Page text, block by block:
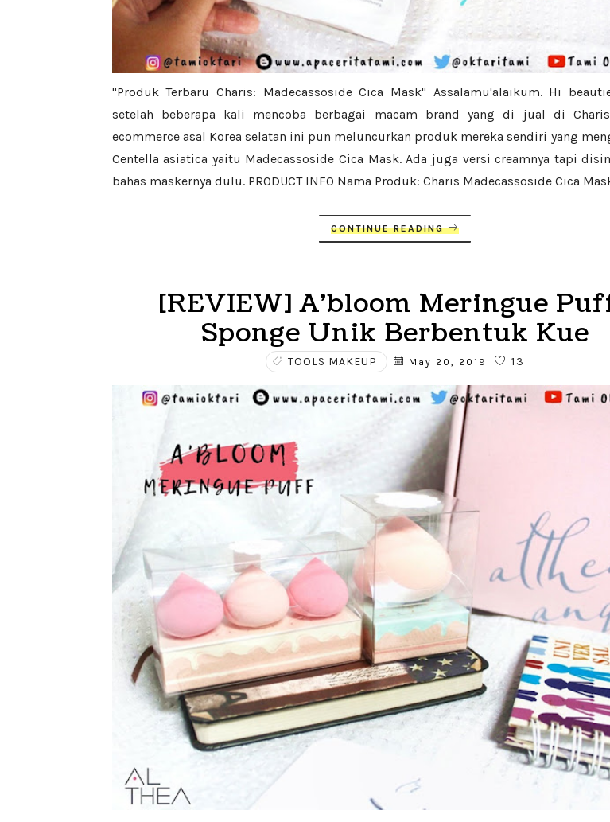
"Produk Terbaru Charis: Madecassoside Cica Mask" Assalamu'alaikum. Hi
setelah beberapa kali mencoba berbagai macam brand yang di jual di
ecommerce asal Korea selatan ini pun meluncurkan produk mereka sendiri yang
Centella asiatica yaitu Madecassoside Cica Mask. Ada juga versi creamnya tapi
bahas maskernya dulu. PRODUCT INFO Nama Produk: Charis Madecassoside Cica
CONTINUE READING
[REVIEW] A'bloom Meringue
Sponge Unik Berbentuk Kue
TOOLS MAKEUP May 20, 2019 13